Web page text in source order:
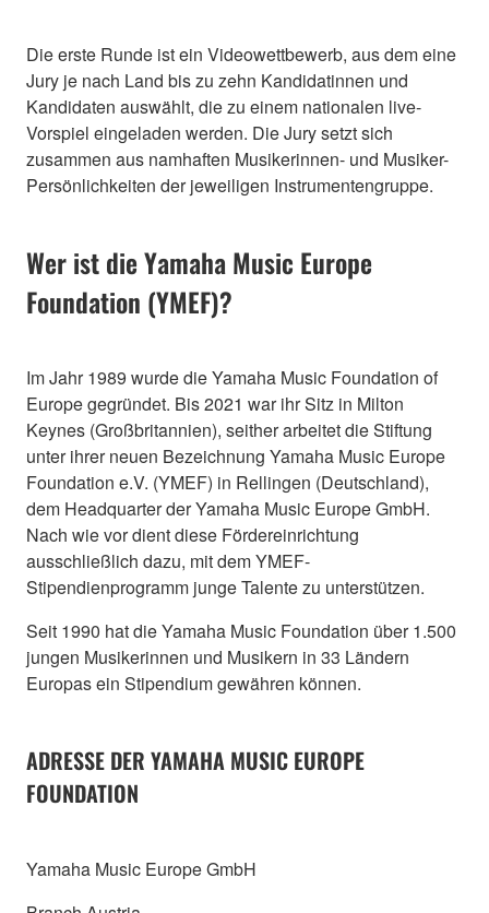
Die erste Runde ist ein Videowettbewerb, aus dem eine
Jury je nach Land bis zu zehn Kandidatinnen und
Kandidaten auswählt, die zu einem nationalen live-
Vorspiel eingeladen werden. Die Jury setzt sich
zusammen aus namhaften Musikerinnen- und Musiker-
Persönlichkeiten der jeweiligen Instrumentengruppe.
Wer ist die Yamaha Music Europe
Foundation (YMEF)?
Im Jahr 1989 wurde die Yamaha Music Foundation of
Europe gegründet. Bis 2021 war ihr Sitz in Milton
Keynes (Großbritannien), seither arbeitet die Stiftung
unter ihrer neuen Bezeichnung Yamaha Music Europe
Foundation e.V. (YMEF) in Rellingen (Deutschland),
dem Headquarter der Yamaha Music Europe GmbH.
Nach wie vor dient diese Fördereinrichtung
ausschließlich dazu, mit dem YMEF-
Stipendienprogramm junge Talente zu unterstützen.
Seit 1990 hat die Yamaha Music Foundation über 1.500
jungen Musikerinnen und Musikern in 33 Ländern
Europas ein Stipendium gewähren können.
ADRESSE DER YAMAHA MUSIC EUROPE
FOUNDATION
Yamaha Music Europe GmbH